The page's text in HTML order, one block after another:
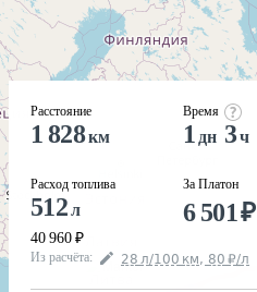
Расстояние
1 828км
Расход топлива
512л
40 960 ₽
Время
1 дн 3ч
За Платон
6 501₽
Из расчёта: 28 л/100 км, 80 ₽/л